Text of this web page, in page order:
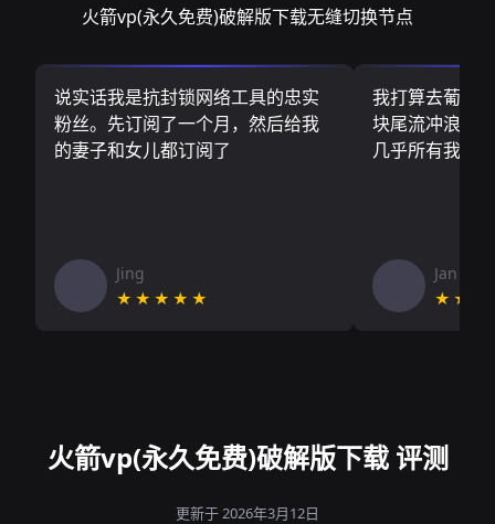
火箭vp(永久免费)破解版下载无缝切换节点
说实话我是抗封锁网络工具的忠实
粉丝。先订阅了一个月，然后给我
的妻子和女儿都订阅了
Jing
★★★★★
我打算去葡萄
块尾流冲浪板
几乎所有我需
Jan V
火箭vp(永久免费)破解版下载 评测
更新于 2026年3月12日